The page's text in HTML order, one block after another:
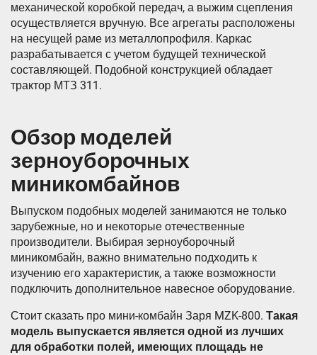
механической коробкой передач, а выжим сцепления
осуществляется вручную. Все агрегаты расположены
на несущей раме из металлопрофиля. Каркас
разрабатывается с учетом будущей технической
составляющей. Подобной конструкцией обладает
трактор МТЗ 311.
Обзор моделей
зерноуборочных
миникомбайнов
Выпуском подобных моделей занимаются не только
зарубежные, но и некоторые отечественные
производители. Выбирая зерноуборочный
миникомбайн, важно внимательно подходить к
изучению его характеристик, а также возможности
подключить дополнительное навесное оборудование.
Стоит сказать про мини-комбайн Заря MZK-800. Такая
модель выпускается является одной из лучших
для обработки полей, имеющих площадь не